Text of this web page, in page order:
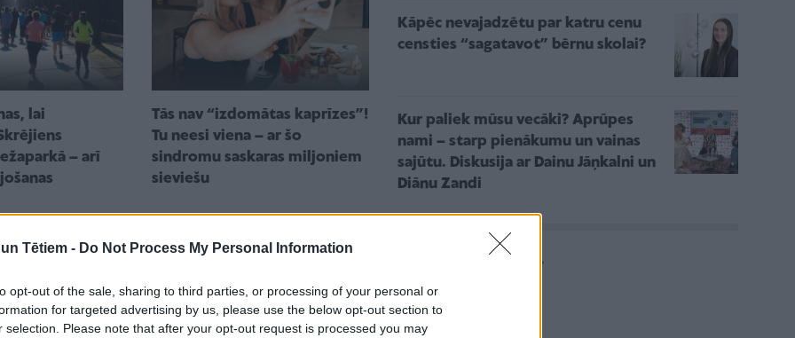
Tētiem - Do Not Process My Personal Information
opt-out of the sale, sharing to third parties, or processing of your personal or
for targeted advertising by us, please use the below opt-out section to
selection. Please note that after your opt-out request is processed you may
lai
– arī
Tās nav “izdomātas kaprīzes”!
Tu neesi viena – ar šo
sindromu saskaras miljoniem
sieviešu
Kāpēc nevajadzētu par katru cenu
censties “sagatavot” bērnu skolai?
Kur paliek mūsu vecāki? Aprūpes
nami – starp pienākumu un vainas
sajūtu. Diskusija ar Dainu Jāņkalni un
Diānu Zandi
Aktuāli